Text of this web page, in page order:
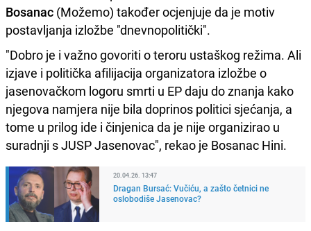
Bosanac (Možemo) također ocjenjuje da je motiv
postavljanja izložbe "dnevnopolitički".
"Dobro je i važno govoriti o teroru ustaškog režima. Ali
izjave i politička afilijacija organizatora izložbe o
jasenovačkom logoru smrti u EP daju do znanja kako
njegova namjera nije bila doprinos politici sjećanja, a
tome u prilog ide i činjenica da je nije organizirao u
suradnji s JUSP Jasenovac", rekao je Bosanac Hini.
20.04.26. 13:47
Dragan Bursać: Vučiću, a zašto četnici ne
oslobodiše Jasenovac?